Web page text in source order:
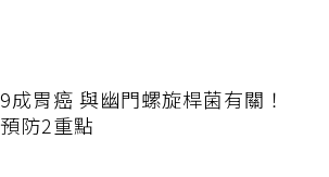
9成胃癌 與幽門螺旋桿菌有關！
預防2重點